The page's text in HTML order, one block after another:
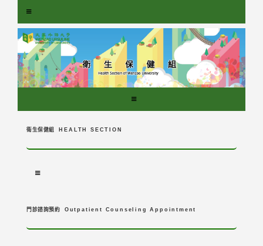
衛生保健組 HEALTH SECTION
門診諮詢預約 Outpatient Counseling Appointment